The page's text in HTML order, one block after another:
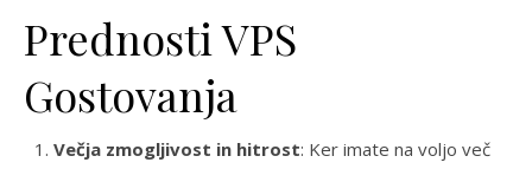
Prednosti VPS
Gostovanja
Večja zmogljivost in hitrost: Ker imate na voljo več